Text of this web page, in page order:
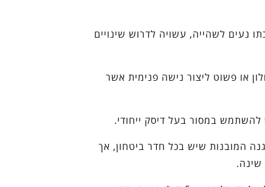
נעים לשהייה, עשויה לדרוש שינויים
או פשוט ליצור נישה פנימית אשר
להשתמש במסור בעל דיסק ייחודי.
המובנות שיש בכל חדר ביטחון, אך
שינה.